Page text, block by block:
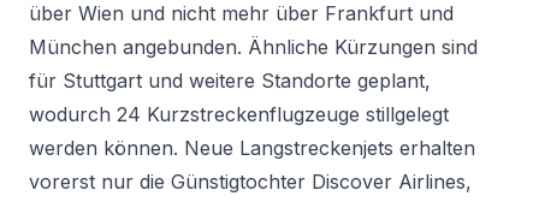
über Wien und nicht mehr über Frankfurt und
München angebunden. Ähnliche Kürzungen sind
für Stuttgart und weitere Standorte geplant,
wodurch 24 Kurzstreckenflugzeuge stillgelegt
werden können. Neue Langstreckenjets erhalten
vorerst nur die Günstigtochter Discover Airlines,